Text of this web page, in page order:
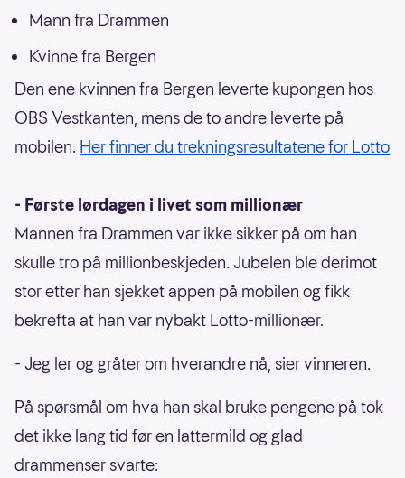
Mann fra Drammen
Kvinne fra Bergen
Den ene kvinnen fra Bergen leverte kupongen hos
OBS Vestkanten, mens de to andre leverte på
mobilen. Her finner du trekningsresultatene for Lotto
- Første lørdagen i livet som millionær
Mannen fra Drammen var ikke sikker på om han
skulle tro på millionbeskjeden. Jubelen ble derimot
stor etter han sjekket appen på mobilen og fikk
bekrefta at han var nybakt Lotto-millionær.
- Jeg ler og gråter om hverandre nå, sier vinneren.
På spørsmål om hva han skal bruke pengene på tok
det ikke lang tid før en lattermild og glad
drammenser svarte: